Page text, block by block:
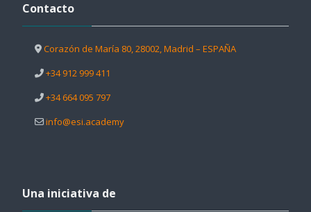
Contacto
Corazón de María 80, 28002, Madrid – ESPAÑA
+34 912 999 411
+34 664 095 797
info@esi.academy
Una iniciativa de